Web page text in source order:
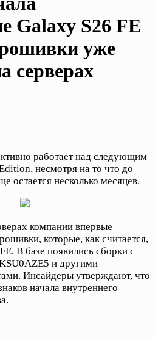
Galaxy S26 FE
уже
серверах
работает над следующим
несмотря на то что до
остается несколько месяцев.
компании впервые
которые, как считается,
В базе появились сборки с
и другими
Инсайдеры утверждают, что
начала внутреннего